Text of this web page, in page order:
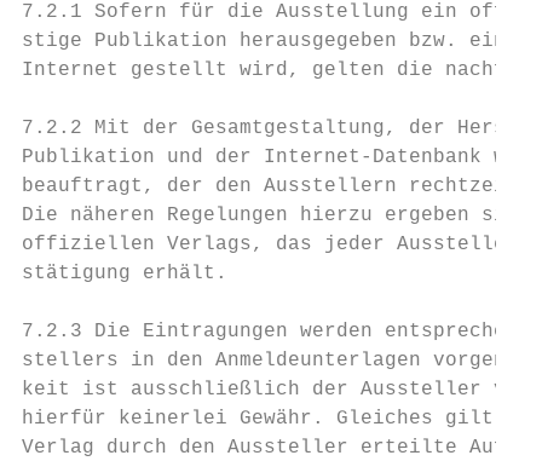
7.2.1 Sofern für die Ausstellung ein
stige Publikation herausgegeben bzw.
Internet gestellt wird, gelten die
7.2.2 Mit der Gesamtgestaltung, der
Publikation und der Internet-Datenbank
beauftragt, der den Ausstellern
Die näheren Regelungen hierzu ergeben
offiziellen Verlags, das jeder Aussteller
stätigung erhält.
7.2.3 Die Eintragungen werden
stellers in den Anmeldeunterlagen
keit ist ausschließlich der Aussteller
hierfür keinerlei Gewähr. Gleiches gilt
Verlag durch den Aussteller erteilte